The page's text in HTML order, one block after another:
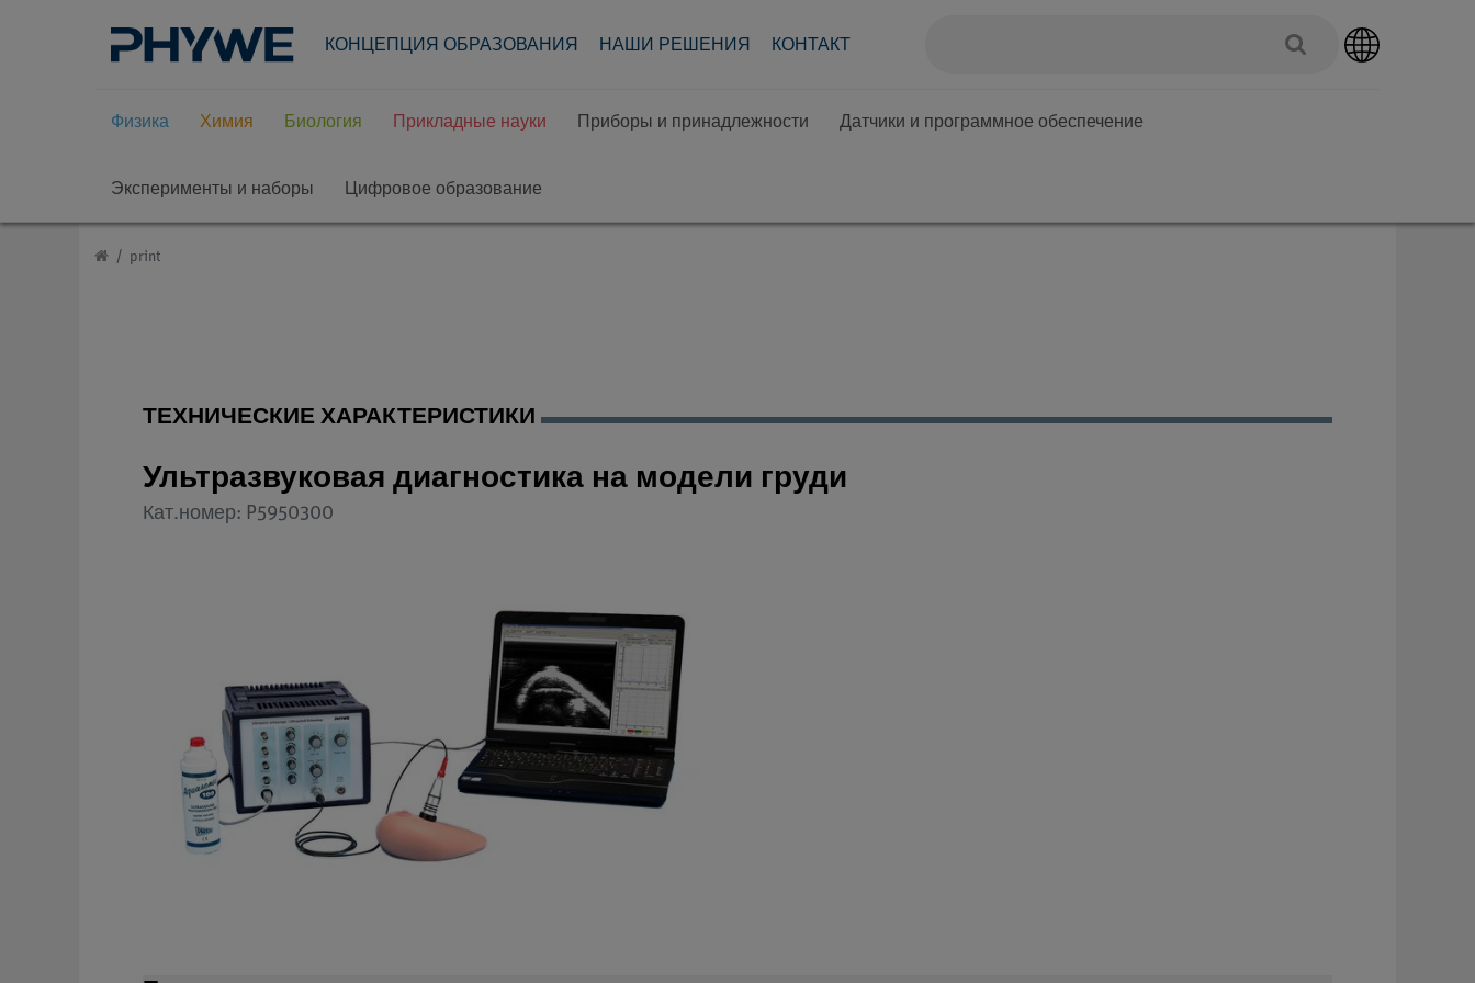
КОНЦЕПЦИЯ ОБРАЗОВАНИЯ НАШИ РЕШЕНИЯ КОНТАКТ
Физика Химия Биология Прикладные науки Приборы и принадлежности Датчики и программное обеспечение
Эксперименты и наборы Цифровое образование
print
ТЕХНИЧЕСКИЕ ХАРАКТЕРИСТИКИ
Ультразвуковая диагностика на модели груди
Кат.номер: P5950300